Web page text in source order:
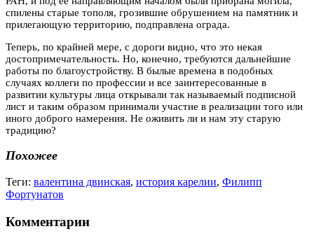
спилены старые тополя, грозившие обрушением на памятник и
прилегающую территорию, подправлена ограда.
Теперь, по крайней мере, с дороги видно, что это некая
достопримечательность. Но, конечно, требуются дальнейшие
работы по благоустройству. В былые времена в подобных
случаях коллеги по профессии и все заинтересованные в
развитии культуры лица открывали так называемый подписной
лист и таким образом принимали участие в реализации того или
иного доброго намерения. Не оживить ли и нам эту старую
традицию?
Похожее
Теги: валентина двинская, история карелии, Филипп
Фортунатов
Комментарии